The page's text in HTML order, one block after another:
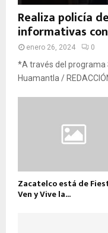
Realiza policía
informativas
enero 26, 2024 0
*A través del programa
Huamantla /
Zacatelco está de
Ven y Vive la...